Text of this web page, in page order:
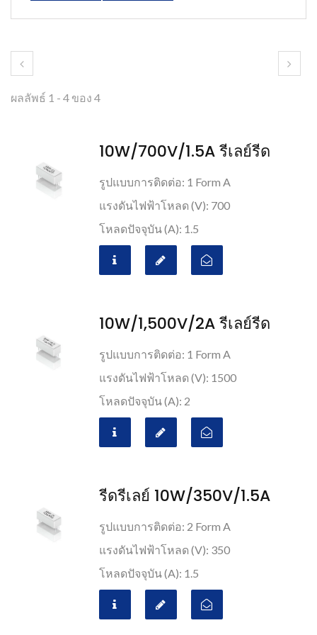
ผลลัพธ์ 1 - 4 ของ 4
10W/700V/1.5A รีเลย์รีด
รูปแบบการติดต่อ: 1 Form A
แรงดันไฟฟ้าโหลด (V): 700
โหลดปัจจุบัน (A): 1.5
10W/1,500V/2A รีเลย์รีด
รูปแบบการติดต่อ: 1 Form A
แรงดันไฟฟ้าโหลด (V): 1500
โหลดปัจจุบัน (A): 2
รีดรีเลย์ 10W/350V/1.5A
รูปแบบการติดต่อ: 2 Form A
แรงดันไฟฟ้าโหลด (V): 350
โหลดปัจจุบัน (A): 1.5